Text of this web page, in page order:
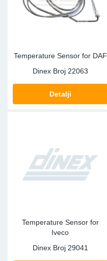
Temperature Sensor for DAF
Dinex Broj 22063
Detalji
Temperature Sensor for
Iveco
Dinex Broj 29041